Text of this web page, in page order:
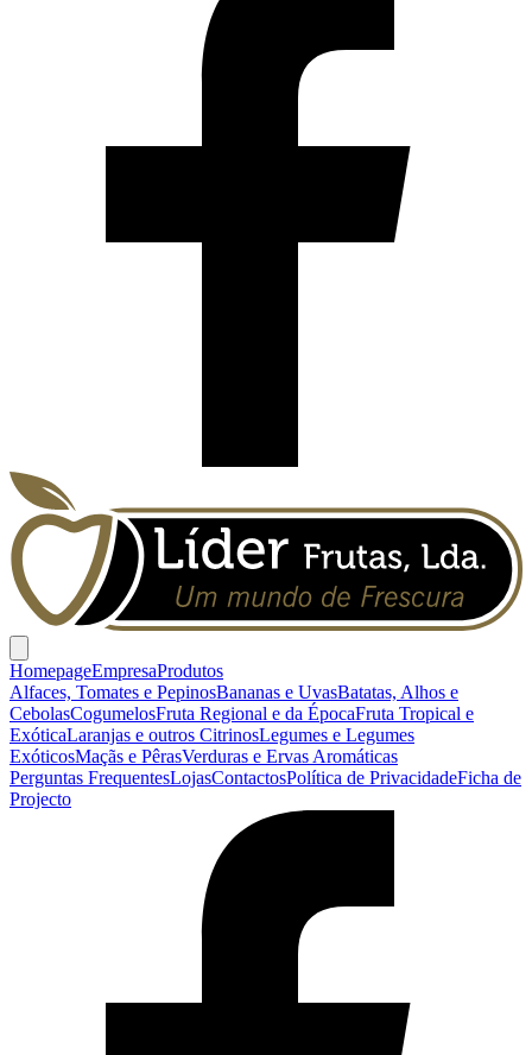
HomepageEmpresaProdutos
Alfaces, Tomates e PepinosBananas e UvasBatatas, Alhos e
CebolasCogumelosFruta Regional e da ÉpocaFruta Tropical e
ExóticaLaranjas e outros CitrinosLegumes e Legumes
ExóticosMaçãs e PêrasVerduras e Ervas Aromáticas
Perguntas FrequentesLojasContactosPolítica de PrivacidadeFicha de
Projecto